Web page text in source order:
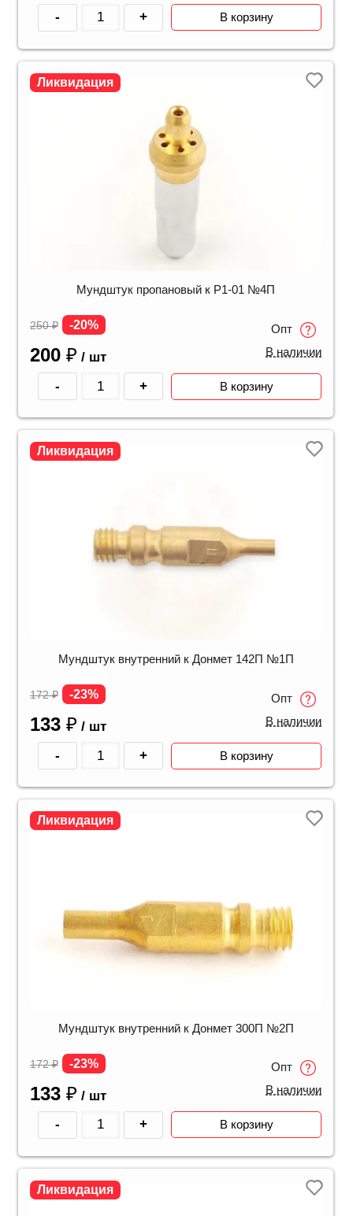
- + В корзину
Ликвидация
Мундштук пропановый к Р1-01 №4П
250₽ -20%
200 ₽ / шт
Опт
В наличии
- + В корзину
Ликвидация
Мундштук внутренний к Донмет 142П №1П
172₽ -23%
133 ₽ / шт
Опт
В наличии
- + В корзину
Ликвидация
Мундштук внутренний к Донмет 300П №2П
172₽ -23%
133 ₽ / шт
Опт
В наличии
- + В корзину
Ликвидация